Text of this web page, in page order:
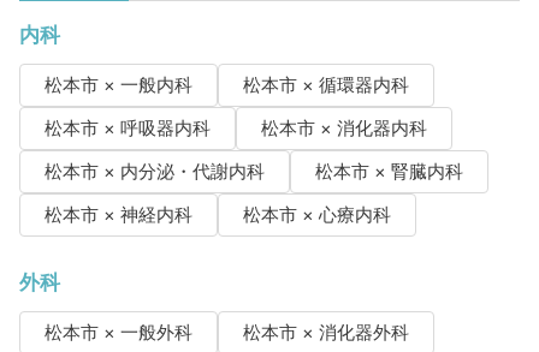
内科
松本市 × 一般内科
松本市 × 循環器内科
松本市 × 呼吸器内科
松本市 × 消化器内科
松本市 × 内分泌・代謝内科
松本市 × 腎臓内科
松本市 × 神経内科
松本市 × 心療内科
外科
松本市 × 一般外科 松本市 × 消化器外科